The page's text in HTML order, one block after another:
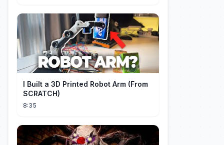
I Built a 3D Printed Robot Arm (From
SCRATCH)
8:35